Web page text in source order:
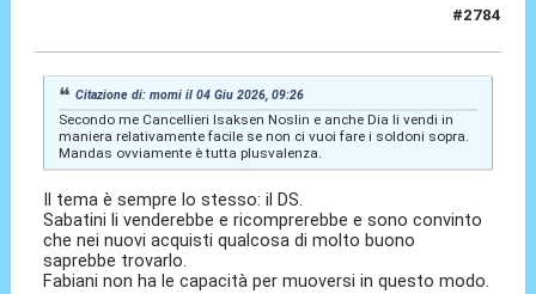
#2784
Citazione di: momi il 04 Giu 2026, 09:26
Secondo me Cancellieri Isaksen Noslin e anche Dia li vendi in
maniera relativamente facile se non ci vuoi fare i soldoni sopra.
Mandas ovviamente è tutta plusvalenza.
Il tema è sempre lo stesso: il DS.
Sabatini li venderebbe e ricomprerebbe e sono convinto
che nei nuovi acquisti qualcosa di molto buono
saprebbe trovarlo.
Fabiani non ha le capacità per muoversi in questo modo.